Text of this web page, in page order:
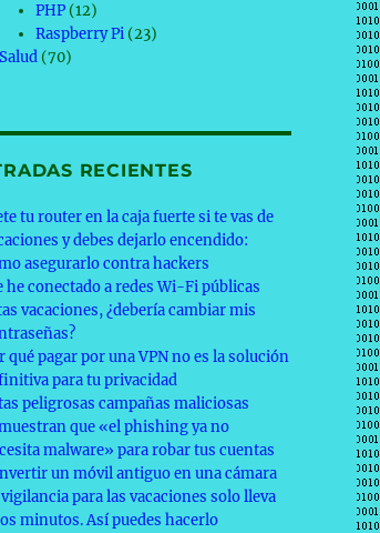
PHP(12)
Raspberry Pi(23)
Salud (70)
RECIENTES
tu router en la caja fuerte si te vas de
y debes dejarlo encendido:
asegurarlo contra hackers
he conectado a redes Wi-Fi públicas
vacaciones, ¿debería cambiar mis
qué pagar por una VPN no es la solución
para tu privacidad
peligrosas campañas maliciosas
que «el phishing ya no
malware» para robar tus cuentas
un móvil antiguo en una cámara
para las vacaciones solo lleva
minutos. Así puedes hacerlo